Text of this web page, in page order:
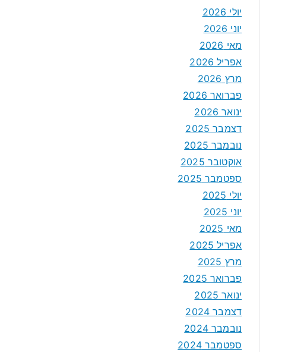
יולי 2026
יוני 2026
מאי 2026
אפריל 2026
מרץ 2026
פברואר 2026
ינואר 2026
דצמבר 2025
נובמבר 2025
אוקטובר 2025
ספטמבר 2025
יולי 2025
יוני 2025
מאי 2025
אפריל 2025
מרץ 2025
פברואר 2025
ינואר 2025
דצמבר 2024
נובמבר 2024
ספטמבר 2024